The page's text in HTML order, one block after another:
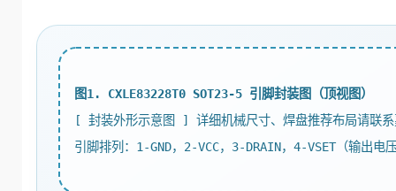
图1. CXLE83228T0 SOT23-5 引脚封装图（顶视图）
[ 封装外形示意图 ] 详细机械尺寸、焊盘推荐布局请联系
引脚排列：1-GND，2-VCC，3-DRAIN，4-VSET（输出电